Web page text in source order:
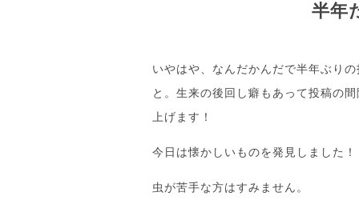
半年
いやはや、なんだかんだで半年ぶり
と。生来の後回し癖もあって投稿の
上げます！
今日は懐かしいものを発見しました！
虫が苦手な方はすみません。